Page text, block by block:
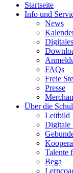
Startseite
Info und
News
FAQs
Freie
Presse
Über die
Leitbild
Digitale
Talente
Bega